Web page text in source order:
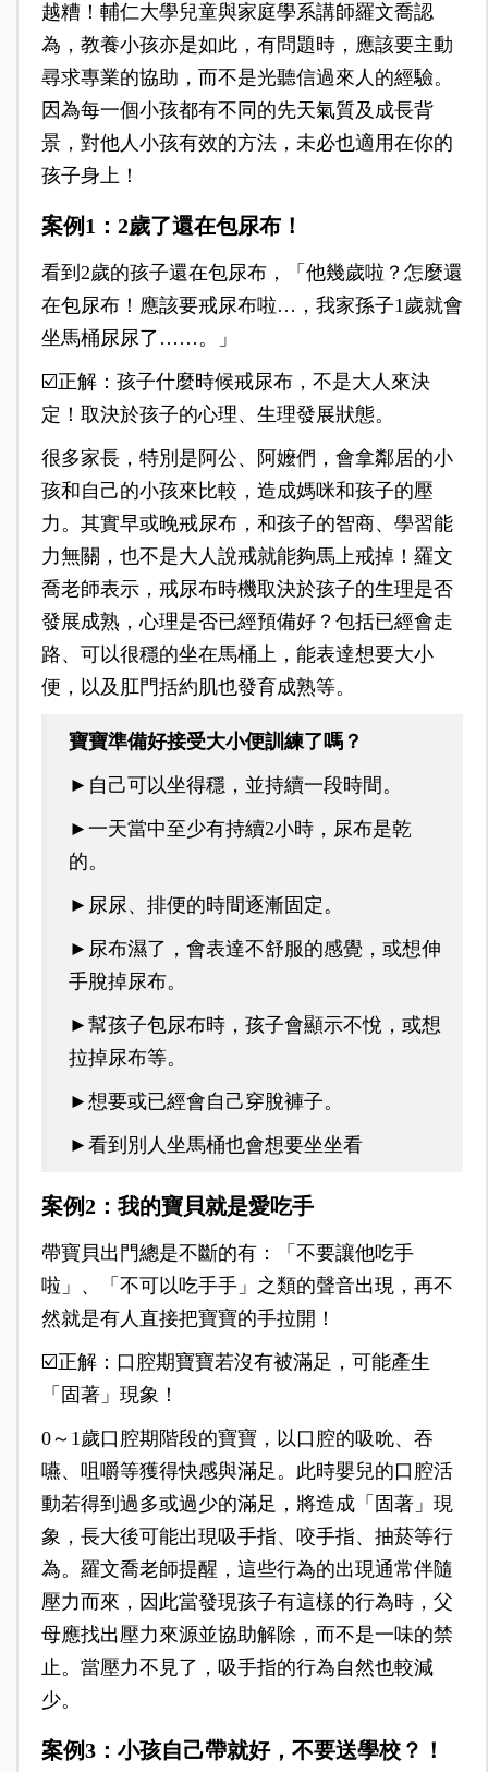
越糟！輔仁大學兒童與家庭學系講師羅文喬認
為，教養小孩亦是如此，有問題時，應該要主動
尋求專業的協助，而不是光聽信過來人的經驗。
因為每一個小孩都有不同的先天氣質及成長背
景，對他人小孩有效的方法，未必也適用在你的
孩子身上！
案例1：2歲了還在包尿布！
看到2歲的孩子還在包尿布，「他幾歲啦？怎麼還
在包尿布！應該要戒尿布啦…，我家孫子1歲就會
坐馬桶尿尿了……。」
☑️正解：孩子什麼時候戒尿布，不是大人來決
定！取決於孩子的心理、生理發展狀態。
很多家長，特別是阿公、阿嬤們，會拿鄰居的小
孩和自己的小孩來比較，造成媽咪和孩子的壓
力。其實早或晚戒尿布，和孩子的智商、學習能
力無關，也不是大人說戒就能夠馬上戒掉！羅文
喬老師表示，戒尿布時機取決於孩子的生理是否
發展成熟，心理是否已經預備好？包括已經會走
路、可以很穩的坐在馬桶上，能表達想要大小
便，以及肛門括約肌也發育成熟等。
寶寶準備好接受大小便訓練了嗎？
►自己可以坐得穩，並持續一段時間。
►一天當中至少有持續2小時，尿布是乾
的。
►尿尿、排便的時間逐漸固定。
►尿布濕了，會表達不舒服的感覺，或想伸
手脫掉尿布。
►幫孩子包尿布時，孩子會顯示不悅，或想
拉掉尿布等。
►想要或已經會自己穿脫褲子。
►看到別人坐馬桶也會想要坐坐看
案例2：我的寶貝就是愛吃手
帶寶貝出門總是不斷的有：「不要讓他吃手
啦」、「不可以吃手手」之類的聲音出現，再不
然就是有人直接把寶寶的手拉開！
☑️正解：口腔期寶寶若沒有被滿足，可能產生
「固著」現象！
0～1歲口腔期階段的寶寶，以口腔的吸吮、吞
嚥、咀嚼等獲得快感與滿足。此時嬰兒的口腔活
動若得到過多或過少的滿足，將造成「固著」現
象，長大後可能出現吸手指、咬手指、抽菸等行
為。羅文喬老師提醒，這些行為的出現通常伴隨
壓力而來，因此當發現孩子有這樣的行為時，父
母應找出壓力來源並協助解除，而不是一味的禁
止。當壓力不見了，吸手指的行為自然也較減
少。
案例3：小孩自己帶就好，不要送學校？！